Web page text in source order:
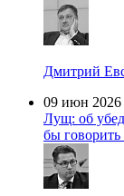
Дмитрий
09 июн 2026
Лущ: об
бы говорить